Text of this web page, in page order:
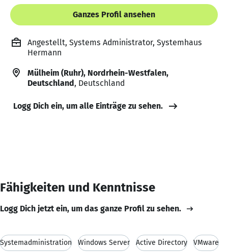
Ganzes Profil ansehen
Angestellt, Systems Administrator, Systemhaus
Hermann
Mülheim (Ruhr), Nordrhein-Westfalen,
Deutschland, Deutschland
Logg Dich ein, um alle Einträge zu sehen.
Fähigkeiten und Kenntnisse
Logg Dich jetzt ein, um das ganze Profil zu sehen.
Systemadministration Windows Server Active Directory VMware